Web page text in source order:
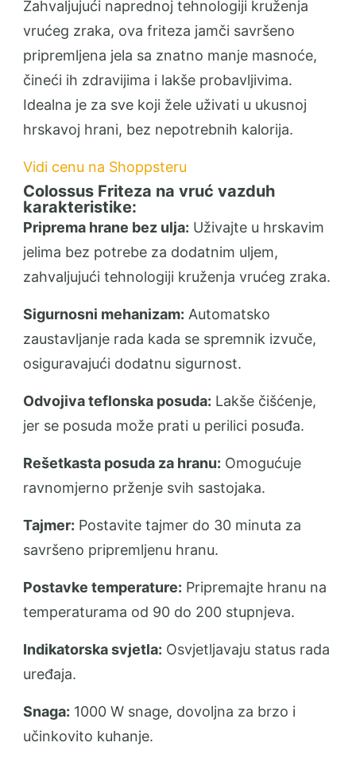
Zahvaljujući naprednoj tehnologiji kruženja
vrućeg zraka, ova friteza jamči savršeno
pripremljena jela sa znatno manje masnoće,
čineći ih zdravijima i lakše probavljivima.
Idealna je za sve koji žele uživati u ukusnoj
hrskavoj hrani, bez nepotrebnih kalorija.
Vidi cenu na Shoppsteru
Colossus Friteza na vruć vazduh
karakteristike:
Priprema hrane bez ulja: Uživajte u hrskavim
jelima bez potrebe za dodatnim uljem,
zahvaljujući tehnologiji kruženja vrućeg zraka.
Sigurnosni mehanizam: Automatsko
zaustavljanje rada kada se spremnik izvuče,
osiguravajući dodatnu sigurnost.
Odvojiva teflonska posuda: Lakše čišćenje,
jer se posuda može prati u perilici posuđa.
Rešetkasta posuda za hranu: Omogućuje
ravnomjerno prženje svih sastojaka.
Tajmer: Postavite tajmer do 30 minuta za
savršeno pripremljenu hranu.
Postavke temperature: Pripremajte hranu na
temperaturama od 90 do 200 stupnjeva.
Indikatorska svjetla: Osvjetljavaju status rada
uređaja.
Snaga: 1000 W snage, dovoljna za brzo i
učinkovito kuhanje.